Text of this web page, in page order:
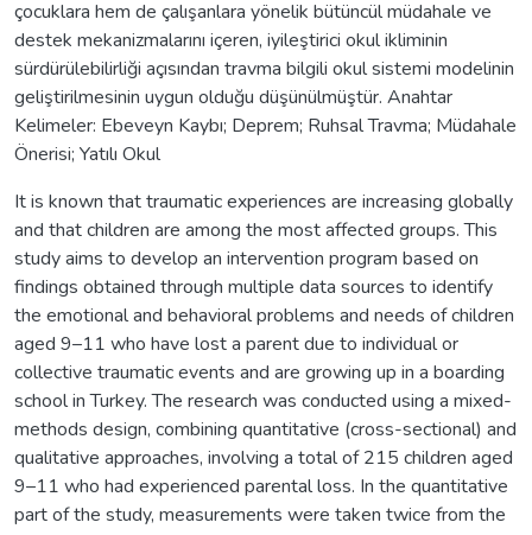
çocuklara hem de çalışanlara yönelik bütüncül müdahale ve
destek mekanizmalarını içeren, iyileştirici okul ikliminin
sürdürülebilirliği açısından travma bilgili okul sistemi modelinin
geliştirilmesinin uygun olduğu düşünülmüştür. Anahtar
Kelimeler: Ebeveyn Kaybı; Deprem; Ruhsal Travma; Müdahale
Önerisi; Yatılı Okul
It is known that traumatic experiences are increasing globally
and that children are among the most affected groups. This
study aims to develop an intervention program based on
findings obtained through multiple data sources to identify
the emotional and behavioral problems and needs of children
aged 9–11 who have lost a parent due to individual or
collective traumatic events and are growing up in a boarding
school in Turkey. The research was conducted using a mixed-
methods design, combining quantitative (cross-sectional) and
qualitative approaches, involving a total of 215 children aged
9–11 who had experienced parental loss. In the quantitative
part of the study, measurements were taken twice from the